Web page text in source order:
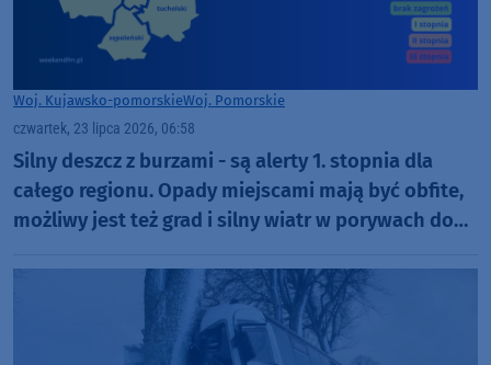
Woj. Kujawsko-pomorskieWoj. Pomorskie
czwartek, 23 lipca 2026, 06:58
Silny deszcz z burzami - są alerty 1. stopnia dla
całego regionu. Opady miejscami mają być obfite,
możliwy jest też grad i silny wiatr w porywach do